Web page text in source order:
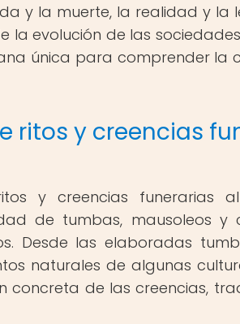
y la muerte, la realidad y la
la evolución de las
única para comprender la
ritos y creencias
y creencias funerarias
de tumbas, mausoleos
Desde las elaboradas
naturales de algunas
concreta de las creencias,